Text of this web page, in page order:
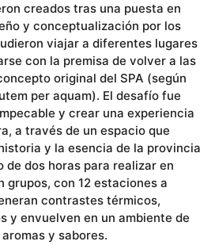
creados tras una puesta en
y conceptualización por los
viajar a diferentes lugares
con la premisa de volver a las
original del SPA (según
per aquam). El desafío fue
y crear una experiencia
a través de un espacio que
y la esencia de la provincia
dos horas para realizar en
grupos, con 12 estaciones a
contrastes térmicos,
y envuelven en un ambiente de
y sabores.